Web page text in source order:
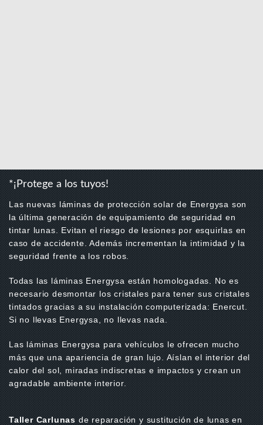
*¡Protege a los tuyos!
Las nuevas láminas de protección solar de Energysa son
la última generación de equipamiento de seguridad en
tintar lunas. Evitan el riesgo de lesiones por esquirlas en
caso de accidente. Además incrementan la intimidad y la
seguridad frente a los robos.
Todas las láminas Energysa están homologadas. No es
necesario desmontar los cristales para tener sus cristales
tintados gracias a su instalación computerizada: Enercut.
Si no llevas Energysa, no llevas nada.
Las láminas Energysa para vehículos le ofrecen mucho
más que una apariencia de gran lujo. Aíslan el interior del
calor del sol, miradas indiscretas e impactos y crean un
agradable ambiente interior.
Taller Carlunasde reparación y sustitución de lunas en